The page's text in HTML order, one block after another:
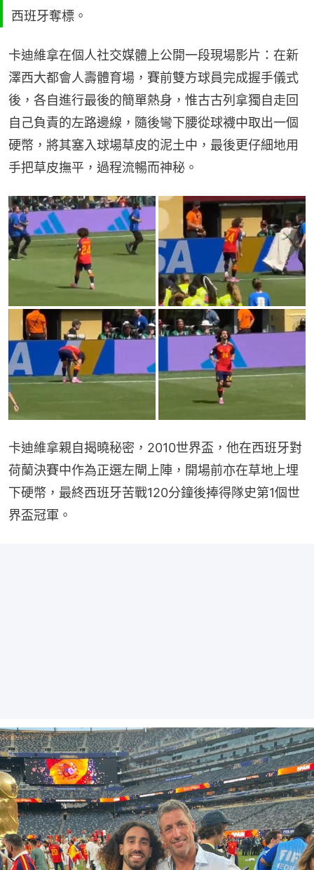
西班牙奪標。
卡迪維拿在個人社交媒體上公開一段現場影片：在新
澤西大都會人壽體育場，賽前雙方球員完成握手儀式
後，各自進行最後的簡單熱身，惟古古列拿獨自走回
自己負責的左路邊線，隨後彎下腰從球襪中取出一個
硬幣，將其塞入球場草皮的泥土中，最後更仔細地用
手把草皮撫平，過程流暢而神秘。
卡迪維拿親自揭曉秘密，2010世界盃，他在西班牙對
荷蘭決賽中作為正選左閘上陣，開場前亦在草地上埋
下硬幣，最終西班牙苦戰120分鐘後捧得隊史第1個世
界盃冠軍。